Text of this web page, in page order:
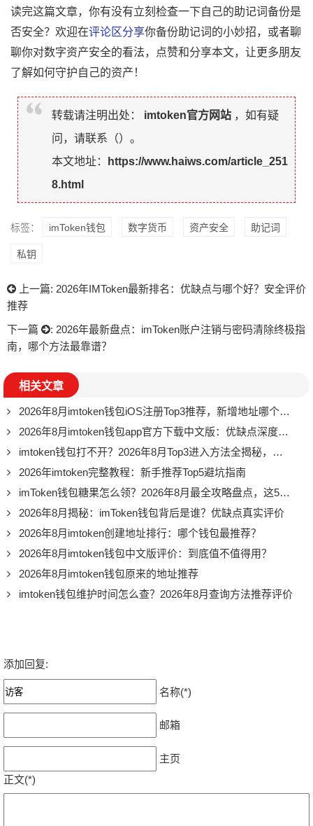
读完这篇文章，你有没有立刻检查一下自己的助记词备份是
否安全？欢迎在评论区分享你备份助记词的小妙招，或者聊
聊你对数字资产安全的看法，点赞和分享本文，让更多朋友
了解如何守护自己的资产！
转载请注明出处： imtoken官方网站 ，如有疑
问，请联系（）。
本文地址：
https://www.haiws.com/article_251
8.html
标签： imToken钱包 数字货币 资产安全 助记词
私钥
上一篇: 2026年IMToken最新排名：优缺点与哪个好？安全评价
推荐
下一篇
: 2026年最新盘点：imToken账户注销与密码清除终极指
南，哪个方法最靠谱？
相关文章
2026年8月imtoken钱包iOS注册Top3推荐，新增地址哪个好？
2026年8月imtoken钱包app官方下载中文版：优缺点深度测评，值不值得用
imtoken钱包打不开？2026年8月Top3进入方法全揭秘，亲测有效
2026年imtoken完整教程：新手推荐Top5避坑指南
imToken钱包糖果怎么领？2026年8月最全攻略盘点，这5个渠道千万别错过
2026年8月揭秘：imToken钱包背后是谁？优缺点真实评价
2026年8月imtoken创建地址排行：哪个钱包最推荐？
2026年8月imtoken钱包中文版评价：到底值不值得用？
2026年8月imtoken钱包原来的地址推荐
imtoken钱包维护时间怎么查？2026年8月查询方法推荐评价
添加回复:
名称(*)
邮箱
主页
正文(*)